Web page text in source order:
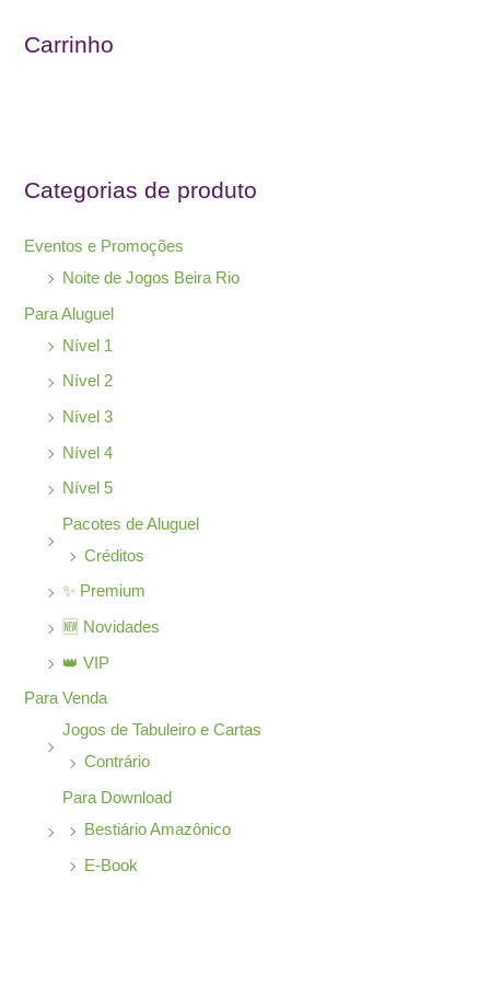
p
r
Carrinho
Categorias de produto
Eventos e Promoções
Noite de Jogos Beira Rio
Para Aluguel
Nível 1
Nível 2
Nível 3
Nível 4
Nível 5
Pacotes de Aluguel
Créditos
✨ Premium
🆕 Novidades
👑 VIP
Para Venda
Jogos de Tabuleiro e Cartas
Contrário
Para Download
Bestiário Amazônico
E-Book